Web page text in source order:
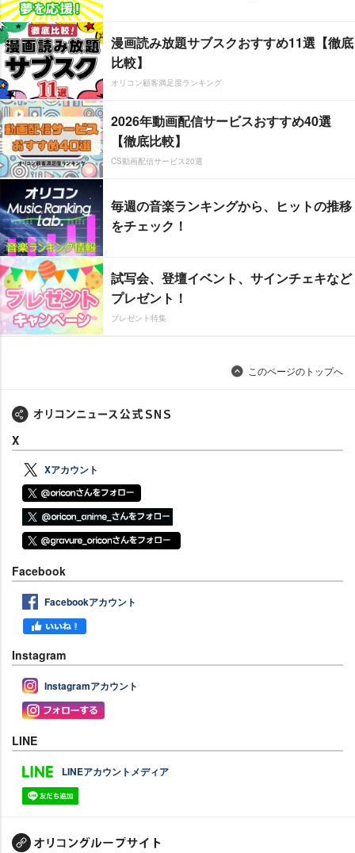
漫画読み放題サブスクおすすめ11選【徹底
比較】
オリコン顧客満足度ランキング
2026年動画配信サービスおすすめ40選
【徹底比較】
CS動画配信サービス20選
毎週の音楽ランキングから、ヒットの推移
をチェック！
試写会、登壇イベント、サインチェキなど
プレゼント！
プレゼント特集
このページのトップへ
X
Xアカウント
Facebook
Facebookアカウント
Instagram
Instagramアカウント
LINE
LINEアカウントメディア